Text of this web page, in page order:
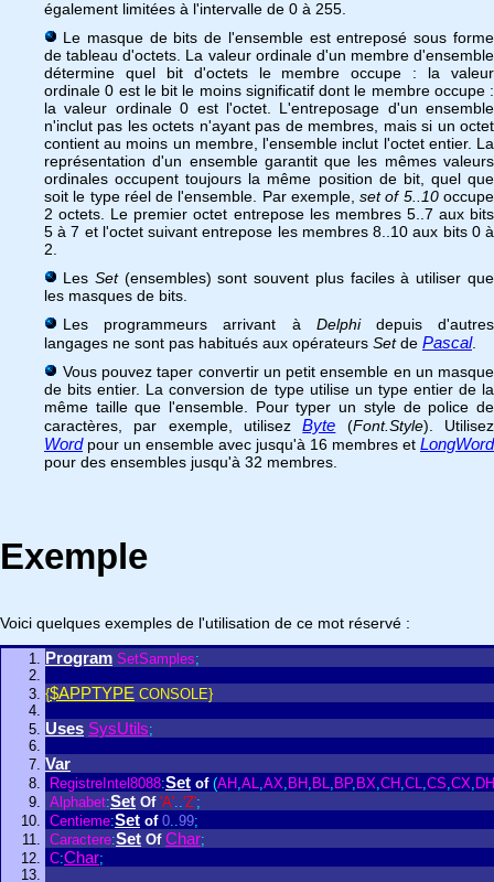
également limitées à l'intervalle de 0 à 255.
Le masque de bits de l'ensemble est entreposé sous forme
de tableau d'octets. La valeur ordinale d'un membre d'ensemble
détermine quel bit d'octets le membre occupe : la valeur
ordinale 0 est le bit le moins significatif dont le membre occupe :
la valeur ordinale 0 est l'octet. L'entreposage d'un ensemble
n'inclut pas les octets n'ayant pas de membres, mais si un octet
contient au moins un membre, l'ensemble inclut l'octet entier. La
représentation d'un ensemble garantit que les mêmes valeurs
ordinales occupent toujours la même position de bit, quel que
soit le type réel de l'ensemble. Par exemple,set of 5..10occupe
2 octets. Le premier octet entrepose les membres 5..7 aux bits
5 à 7 et l'octet suivant entrepose les membres 8..10 aux bits 0 à
2.
Les Set(ensembles) sont souvent plus faciles à utiliser que
les masques de bits.
Les programmeurs arrivant à Delphidepuis d'autres
langages ne sont pas habitués aux opérateurs Setde Pascal.
Vous pouvez taper convertir un petit ensemble en un masque
de bits entier. La conversion de type utilise un type entier de la
même taille que l'ensemble. Pour typer un style de police de
caractères, par exemple, utilisezByte (Font.Style). Utilisez
Wordpour un ensemble avec jusqu'à 16 membres et LongWord
pour des ensembles jusqu'à 32 membres.
Exemple
Voici quelques exemples de l'utilisation de ce mot réservé :
Program SetSamples;
{$APPTYPE CONSOLE}
Uses SysUtils;
Var
RegistreIntel8088:Set of (AH,AL,AX, BH, BL, BP, BX,CH,CL,CS,CX, DH
Alphabet:Set Of 'A'..'Z';
Centieme:Set of 0..99;
Caractere:Set Of Char;
C:Char;